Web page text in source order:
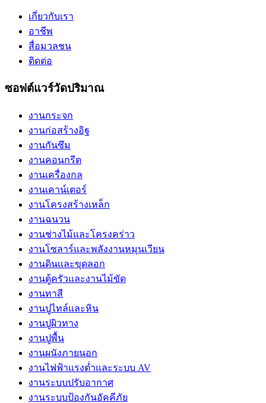
เกี่ยวกับเรา
อาชีพ
สื่อมวลชน
ติดต่อ
ซอฟต์แวร์วัดปริมาณ
งานกระจก
งานก่อสร้างอิฐ
งานกันซึม
งานคอนกรีต
งานเครื่องกล
งานเคาน์เตอร์
งานโครงสร้างเหล็ก
งานฉนวน
งานช่างไม้และโครงคร่าว
งานโซลาร์และพลังงานหมุนเวียน
งานดินและขุดลอก
งานตู้ครัวและงานไม้ขัด
งานทาสี
งานปูไทล์และหิน
งานปูผิวทาง
งานปูพื้น
งานผนังภายนอก
งานไฟฟ้าแรงต่ำและระบบ AV
งานระบบปรับอากาศ
งานระบบป้องกันอัคคีภัย